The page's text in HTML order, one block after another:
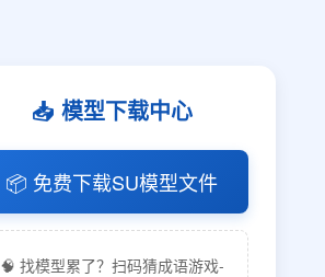
📥 模型下载中心
📦 免费下载SU模型文件
🧠 找模型累了？扫码猜成语游戏-